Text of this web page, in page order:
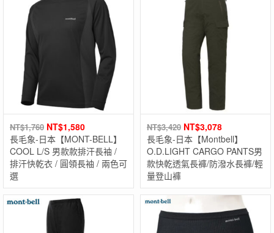
NT$1,760 NT$1,580
長毛象-日本【MONT-BELL】
COOL L/S 男款款排汗長袖 /
排汗快乾衣 / 圓領長袖 / 兩色可
選
NT$3,420 NT$3,078
長毛象-日本【Montbell】
O.D.LIGHT CARGO PANTS男
款快乾透氣長褲/防潑水長褲/輕
量登山褲